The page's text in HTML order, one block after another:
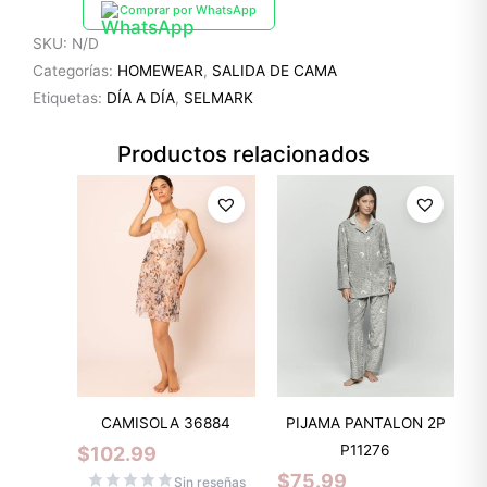
Comprar por WhatsApp
SKU: N/D
Categorías: HOMEWEAR, SALIDA DE CAMA
Etiquetas: DÍA A DÍA, SELMARK
Productos relacionados
CAMISOLA 36884
$102.99
Sin reseñas
PIJAMA PANTALON 2P
P11276
$75.99